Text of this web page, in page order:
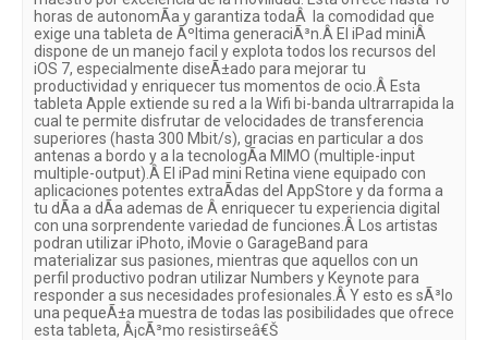
horas de autonomÃ­a y garantiza todaÂ la comodidad que
exige una tableta de Ãºltima generaciÃ³n.Â El iPad miniÂ
dispone de un manejo facil y explota todos los recursos del
iOS 7, especialmente diseÃ±ado para mejorar tu
productividad y enriquecer tus momentos de ocio.Â Esta
tableta Apple extiende su red a la Wifi bi-banda ultrarrapida la
cual te permite disfrutar de velocidades de transferencia
superiores (hasta 300 Mbit/s), gracias en particular a dos
antenas a bordo y a la tecnologÃ­a MIMO (multiple-input
multiple-output).Â El iPad mini Retina viene equipado con
aplicaciones potentes extraÃ­das del AppStore y da forma a
tu dÃ­a a dÃ­a ademas de Â enriquecer tu experiencia digital
con una sorprendente variedad de funciones.Â Los artistas
podran utilizar iPhoto, iMovie o GarageBand para
materializar sus pasiones, mientras que aquellos con un
perfil productivo podran utilizar Numbers y Keynote para
responder a sus necesidades profesionales.Â Y esto es sÃ³lo
una pequeÃ±a muestra de todas las posibilidades que ofrece
esta tableta, Â¡cÃ³mo resistirseâ€Š